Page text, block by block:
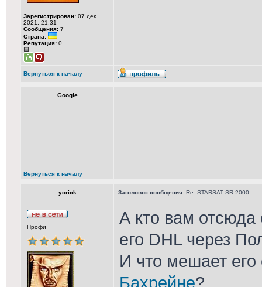
Зарегистрирован: 07 дек
2021, 21:31
Сообщения: 7
Страна:
Репутация: 0
Вернуться к началу
Google
Вернуться к началу
yorick Заголовок сообщения: Re: STARSAT SR-2000
Профи
А кто вам отсюда
его DHL через
И что мешает
Бахрейне?